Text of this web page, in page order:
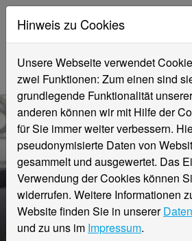
Angewandte
(B.Sc.)
Hinweis zu Cookies
Unsere Webseite verwendet
zwei Funktionen: Zum einen sind
grundlegende Funktionalität
anderen können wir mit Hilfe der
für Sie immer weiter verbessern.
pseudonymisierte Daten von
gesammelt und ausgewertet. Das
Verwendung der Cookies können
widerrufen. Weitere Informationen
Website finden Sie in unserer
und zu uns im Impressum.